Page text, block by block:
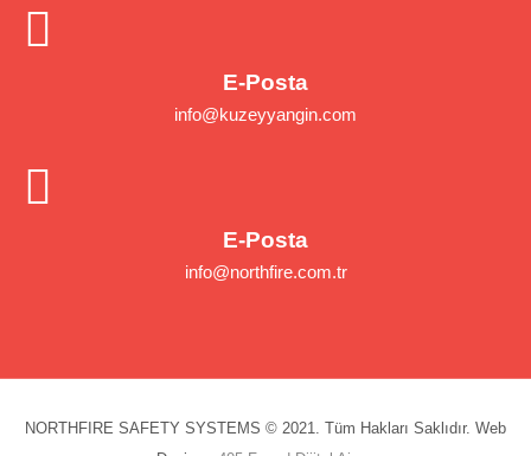
E-Posta
info@kuzeyyangin.com
E-Posta
info@northfire.com.tr
NORTHFIRE SAFETY SYSTEMS © 2021. Tüm Hakları Saklıdır. Web